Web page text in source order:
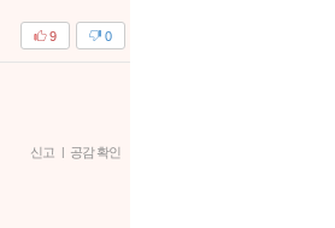
0
9
신고 | 공감 확인